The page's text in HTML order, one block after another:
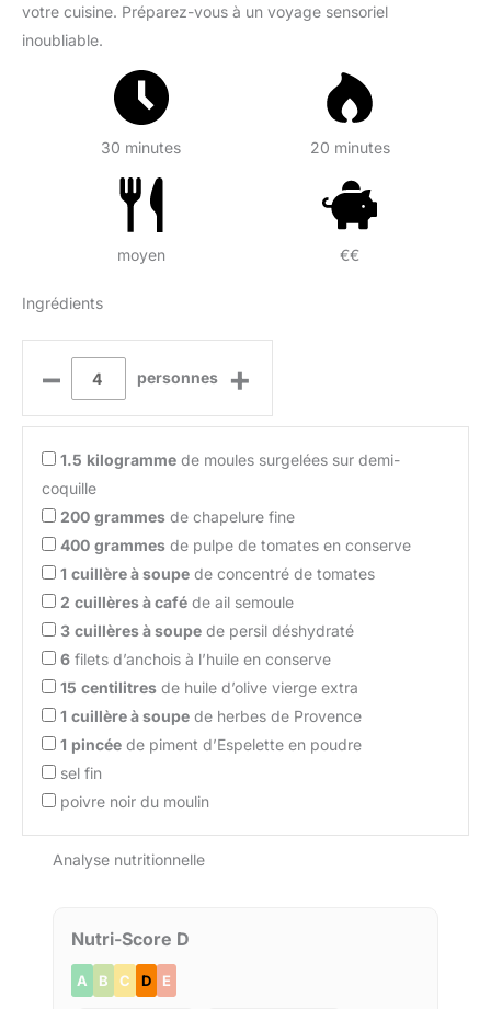
votre cuisine. Préparez-vous à un voyage sensoriel
inoubliable.
30 minutes 20 minutes
moyen €€
Ingrédients
– personnes +
1.5 kilogramme de moules surgelées sur demi-
coquille
200 grammes de chapelure fine
400 grammes de pulpe de tomates en conserve
1 cuillère à soupe de concentré de tomates
2 cuillères à café de ail semoule
3 cuillères à soupe de persil déshydraté
6 filets d’anchois à l’huile en conserve
15 centilitres de huile d’olive vierge extra
1 cuillère à soupe de herbes de Provence
1 pincée de piment d’Espelette en poudre
sel fin
poivre noir du moulin
Analyse nutritionnelle
Nutri-Score D
A B C D E